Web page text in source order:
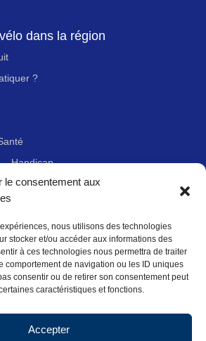
le consentement aux
nous utilisons des technologies
stocker et/ou accéder aux informations des
à ces technologies nous permettra de traiter
comportement de navigation ou les ID uniques
consentir ou de retirer son consentement peut
caractéristiques et fonctions.
Accepter
dans la région
?
Handicap
personnelles
(UE)